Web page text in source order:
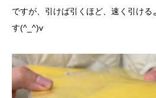
ですが、引けば引くほど、速く引ける
す(^_^)v